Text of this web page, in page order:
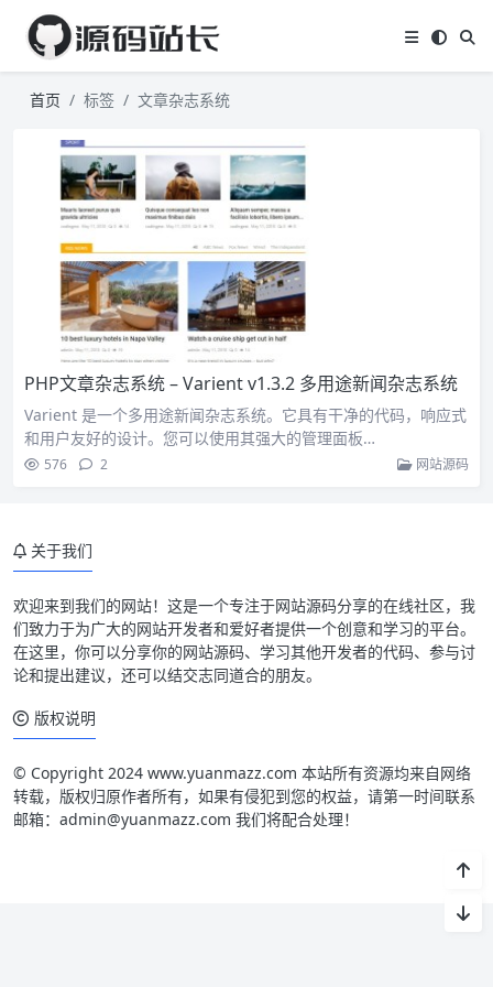
首页 标签 文章杂志系统
PHP文章杂志系统 – Varient v1.3.2 多用途新闻杂志系统
Varient 是一个多用途新闻杂志系统。它具有干净的代码，响应式
和用户友好的设计。您可以使用其强大的管理面板…
576 2 网站源码
关于我们
欢迎来到我们的网站！这是一个专注于网站源码分享的在线社区，我
们致力于为广大的网站开发者和爱好者提供一个创意和学习的平台。
在这里，你可以分享你的网站源码、学习其他开发者的代码、参与讨
论和提出建议，还可以结交志同道合的朋友。
版权说明
© Copyright 2024 www.yuanmazz.com 本站所有资源均来自网络
转载，版权归原作者所有，如果有侵犯到您的权益，请第一时间联系
邮箱：admin@yuanmazz.com 我们将配合处理！